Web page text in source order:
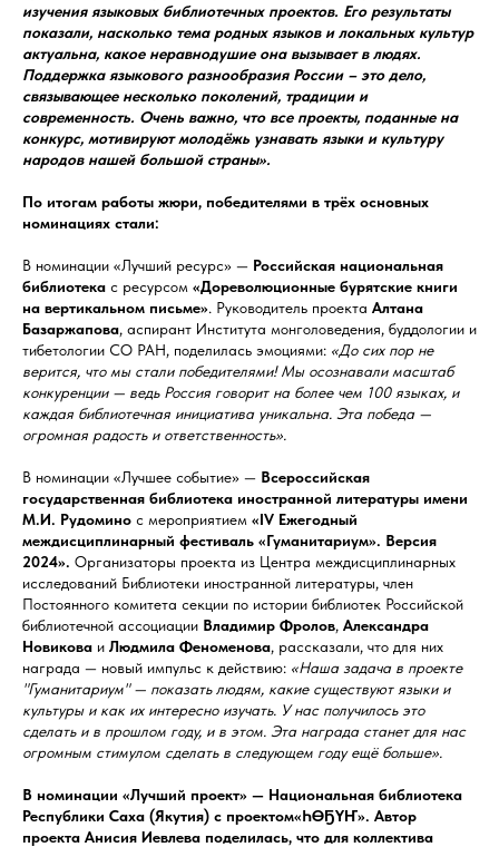
изучения языковых библиотечных проектов. Его результаты
показали, насколько тема родных языков и локальных культур
актуальна, какое неравнодушие она вызывает в людях.
Поддержка языкового разнообразия России – это дело,
связывающее несколько поколений, традиции и
современность. Очень важно, что все проекты, поданные на
конкурс, мотивируют молодёжь узнавать языки и культуру
народов нашей большой страны».
По итогам работы жюри, победителями в трёх основных
номинациях стали:
В номинации «Лучший ресурс» — Российская национальная
библиотека с ресурсом «Дореволюционные бурятские книги
на вертикальном письме». Руководитель проекта Алтана
Базаржапова, аспирант Института монголоведения, буддологии и
тибетологии СО РАН, поделилась эмоциями: «До сих пор не
верится, что мы стали победителями! Мы осознавали масштаб
конкуренции — ведь Россия говорит на более чем 100 языках, и
каждая библиотечная инициатива уникальна. Эта победа —
огромная радость и ответственность».
В номинации «Лучшее событие» — Всероссийская
государственная библиотека иностранной литературы имени
М.И. Рудомино с мероприятием «IV Ежегодный
междисциплинарный фестиваль «Гуманитариум». Версия
2024». Организаторы проекта из Центра междисциплинарных
исследований Библиотеки иностранной литературы, член
Постоянного комитета секции по истории библиотек Российской
библиотечной ассоциации Владимир Фролов, Александра
Новикова и Людмила Феноменова, рассказали, что для них
награда — новый импульс к действию: «Наша задача в проекте
"Гуманитариум" — показать людям, какие существуют языки и
культуры и как их интересно изучать. У нас получилось это
сделать и в прошлом году, и в этом. Эта награда станет для нас
огромным стимулом сделать в следующем году ещё больше».
В номинации «Лучший проект» — Национальная библиотека
Республики Саха (Якутия) с проектом«ҺӨҔҮҤ». Автор
проекта Анисия Иевлева поделилась, что для коллектива